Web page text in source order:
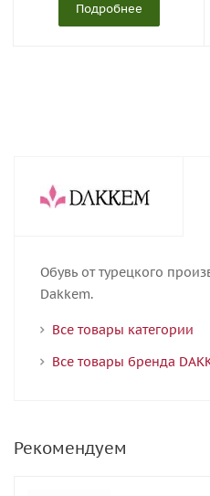
Подробнее
Обувь от турецкого
Dakkem.
Все товары категории
Все товары бренда
Рекомендуем